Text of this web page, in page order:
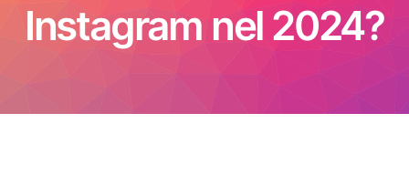
Post taggati
Instagram nel 2024?